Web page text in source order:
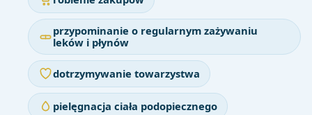
przypominanie o regularnym zażywaniu
leków i płynów
dotrzymywanie towarzystwa
pielęgnacja ciała podopiecznego